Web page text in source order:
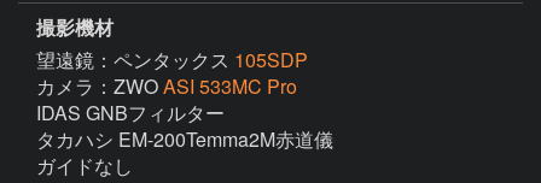
撮影機材
望遠鏡：ペンタックス 105SDP
カメラ：ZWOASI 533MC Pro
IDAS GNBフィルター
タカハシ EM-200Temma2M赤道儀
ガイドなし